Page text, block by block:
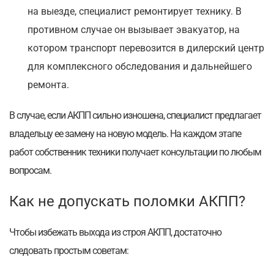
на выезде, специалист ремонтирует технику. В
противном случае он вызывает эвакуатор, на
котором транспорт перевозится в дилерский центр
для комплексного обследования и дальнейшего
ремонта.
В случае, если АКПП сильно изношена, специалист предлагает
владельцу ее замену на новую модель. На каждом этапе
работ собственник техники получает консультации по любым
вопросам.
Как не допускать поломки АКПП?
Чтобы избежать выхода из строя АКПП, достаточно
следовать простым советам: